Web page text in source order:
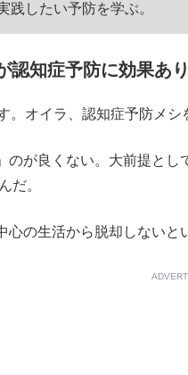
かった」侍ジャパン選手が証言
。
践したい予防を学ぶ。
認知症予防に効果あり
オイラ、認知症予防メシ
が良くない。大前提と
だ。
の生活から脱却しないと